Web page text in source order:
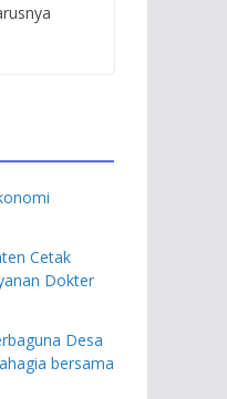
Cetak
Dokter
Desa
bersama